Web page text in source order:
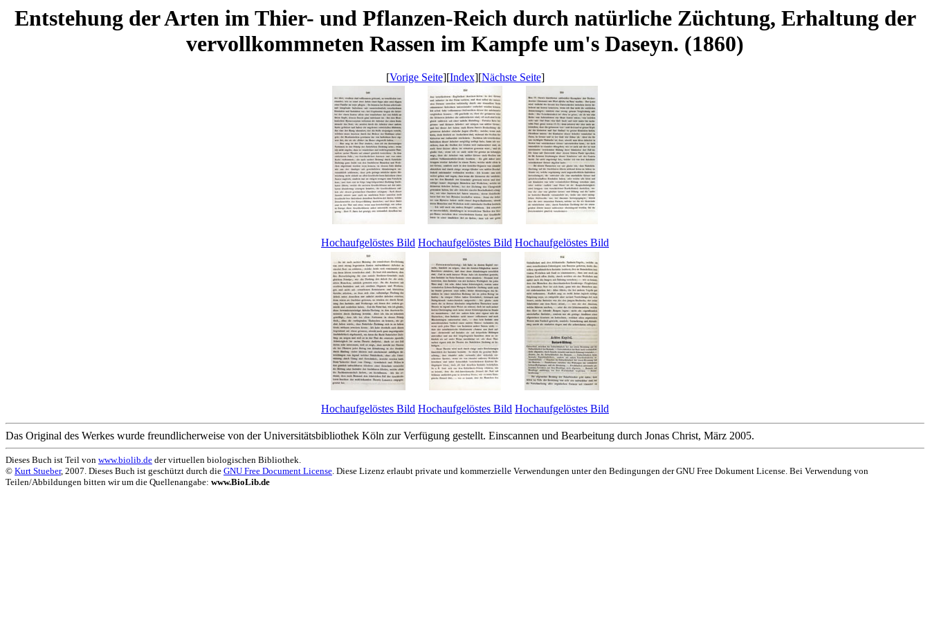
Entstehung der Arten im Thier- und Pflanzen-Reich durch natürliche Züchtung, Erhaltung der
vervollkommneten Rassen im Kampfe um's Daseyn. (1860)
[Vorige Seite][Index][Nächste Seite]
Hochaufgelöstes Bild Hochaufgelöstes Bild Hochaufgelöstes Bild
Hochaufgelöstes Bild Hochaufgelöstes Bild Hochaufgelöstes Bild
Das Original des Werkes wurde freundlicherweise von der Universitätsbibliothek Köln zur Verfügung gestellt. Einscannen und Bearbeitung durch Jonas Christ, März 2005.
Dieses Buch ist Teil von www.biolib.de der virtuellen biologischen Bibliothek.
© Kurt Stueber, 2007. Dieses Buch ist geschützt durch die GNU Free Document License. Diese Lizenz erlaubt private und kommerzielle Verwendungen unter den Bedingungen der GNU Free Dokument License. Bei Verwendung von
Teilen/Abbildungen bitten wir um die Quellenangabe: www.BioLib.de